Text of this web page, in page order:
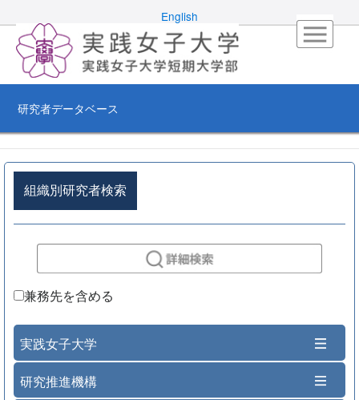
English
研究者データベース
組織別研究者検索
兼務先を含める
実践女子大学
研究推進機構